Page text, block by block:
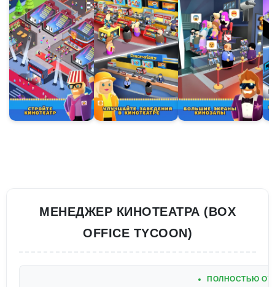
МЕНЕДЖЕР КИНОТЕАТРА (BOX
OFFICE TYCOON)
ПОЛНОСТЬЮ